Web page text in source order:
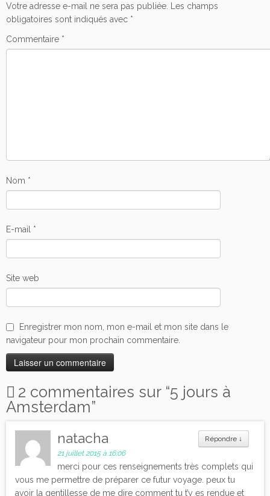
Votre adresse e-mail ne sera pas publiée.
Les champs
obligatoires sont indiqués avec *
Commentaire *
Nom *
E-mail *
Site web
Enregistrer mon nom, mon e-mail et mon site dans le
navigateur pour mon prochain commentaire.
2 commentaires sur “5 jours à
Amsterdam”
Répondre ↓
natacha
21 juillet 2015 à 16:06
merci pour ces renseignements très complets qui
vous me permettre de préparer ce futur voyage. peux tu
avoir la gentillesse de me dire comment tu t’y es rendue et